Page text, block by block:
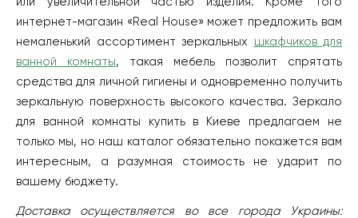
интернет-магазин «Real House» может предложить вам
немаленький ассортимент зеркальных шкафчиков для
ванной комнаты, такая мебель позволит спрятать
средства для личной гигиены и одновременно получить
зеркальную поверхность высокого качества. Зеркало
для ванной комнаты купить в Киеве предлагаем не
только мы, но наш каталог обязательно покажется вам
интересным, а разумная стоимость не ударит по
вашему бюджету.
Доставка осуществляется во все города Украины: